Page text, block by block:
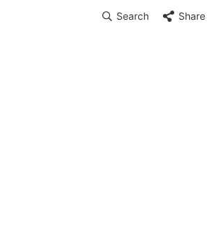
Search Share